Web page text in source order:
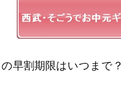
早割期限はいつまで？